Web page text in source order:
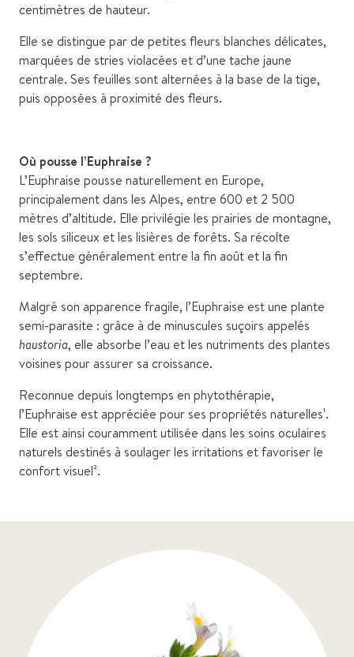
centimètres de hauteur.
Elle se distingue par de petites fleurs blanches délicates,
marquées de stries violacées et d’une tache jaune
centrale. Ses feuilles sont alternées à la base de la tige,
puis opposées à proximité des fleurs.
Où pousse l’Euphraise ?
L’Euphraise pousse naturellement en Europe,
principalement dans les Alpes, entre 600 et 2 500
mètres d’altitude. Elle privilégie les prairies de montagne,
les sols siliceux et les lisières de forêts. Sa récolte
s’effectue généralement entre la fin août et la fin
septembre.
Malgré son apparence fragile, l’Euphraise est une plante
semi-parasite : grâce à de minuscules suçoirs appelés
haustoria, elle absorbe l’eau et les nutriments des plantes
voisines pour assurer sa croissance.
Reconnue depuis longtemps en phytothérapie,
l’Euphraise est appréciée pour ses propriétés naturelles¹.
Elle est ainsi couramment utilisée dans les soins oculaires
naturels destinés à soulager les irritations et favoriser le
confort visuel².